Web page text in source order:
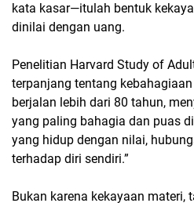
kata kasar—itulah bentuk
dinilai dengan uang.
Penelitian Harvard Study of
terpanjang tentang
berjalan lebih dari 80 tahun,
yang paling bahagia dan puas
yang hidup dengan nilai,
terhadap diri sendiri.”
Bukan karena kekayaan materi,